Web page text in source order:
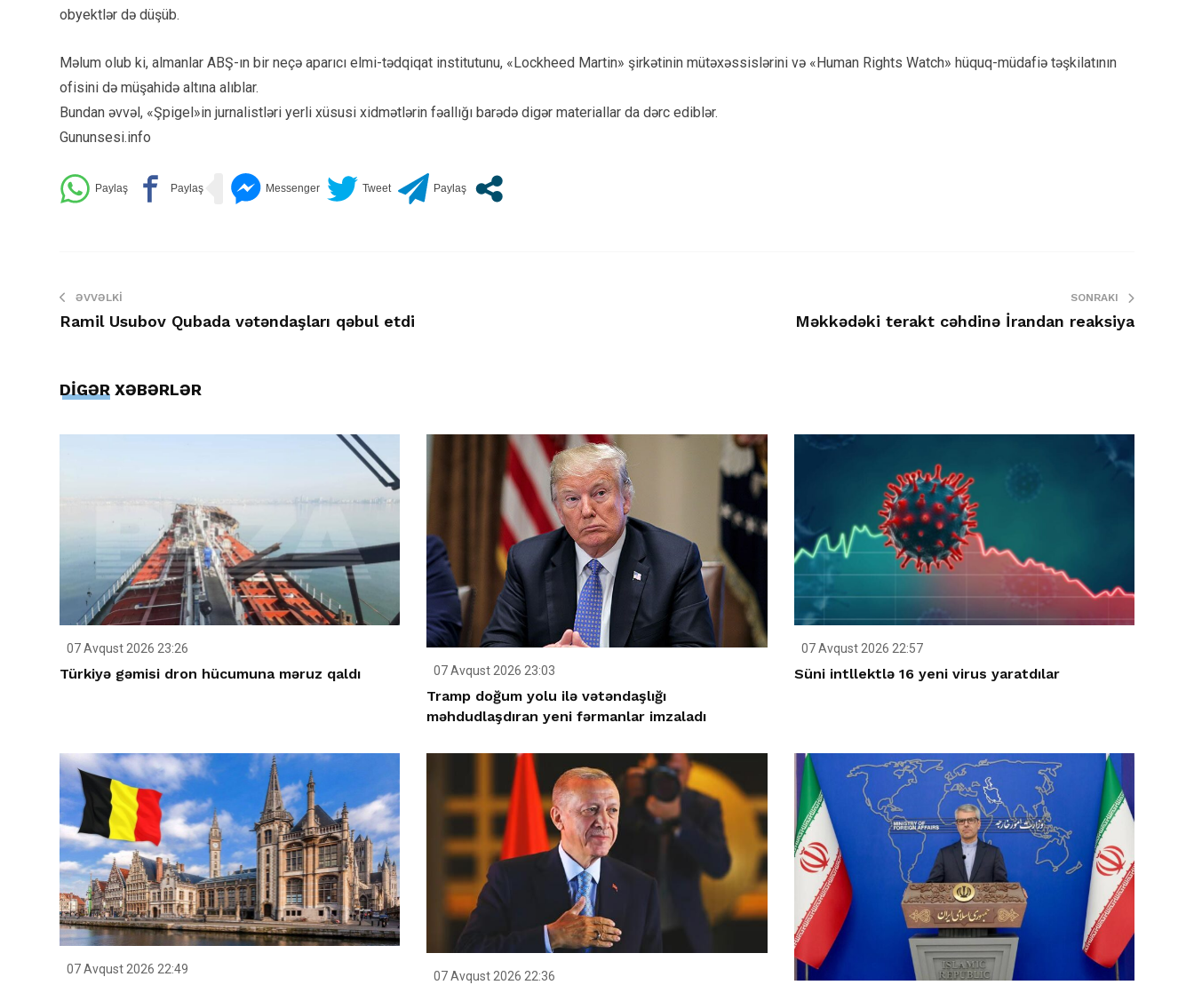
obyektlər də düşüb.
Məlum olub ki, almanlar ABŞ-ın bir neçə aparıcı elmi-tədqiqat institutunu, «Lockheed Martin» şirkətinin mütəxəssislərini və «Human Rights Watch» hüquq-müdafiə təşkilatının
ofisini də müşahidə altına alıblar.
Bundan əvvəl, «Şpigel»in jurnalistləri yerli xüsusi xidmətlərin fəallığı barədə digər materiallar da dərc ediblər.
Gununsesi.info
ƏVVƏLKI
Ramil Usubov Qubada vətəndaşları qəbul etdi
SONRAKI
Məkkədəki terakt cəhdinə İrandan reaksiya
DİGƏR XƏBƏRLƏR
07 Avqust 2026 23:26
Türkiyə gəmisi dron hücumuna məruz qaldı 07 Avqust 2026 23:03
Tramp doğum yolu ilə vətəndaşlığı
məhdudlaşdıran yeni fərmanlar imzaladı
07 Avqust 2026 22:57
Süni intllektlə 16 yeni virus yaratdılar
07 Avqust 2026 22:49 07 Avqust 2026 22:36